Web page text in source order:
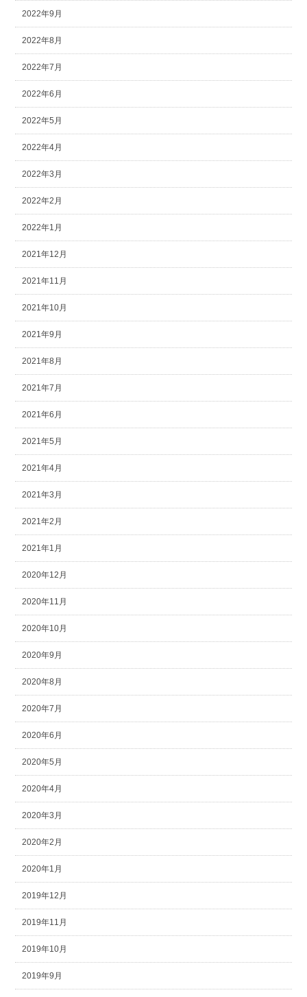
2022年9月
2022年8月
2022年7月
2022年6月
2022年5月
2022年4月
2022年3月
2022年2月
2022年1月
2021年12月
2021年11月
2021年10月
2021年9月
2021年8月
2021年7月
2021年6月
2021年5月
2021年4月
2021年3月
2021年2月
2021年1月
2020年12月
2020年11月
2020年10月
2020年9月
2020年8月
2020年7月
2020年6月
2020年5月
2020年4月
2020年3月
2020年2月
2020年1月
2019年12月
2019年11月
2019年10月
2019年9月